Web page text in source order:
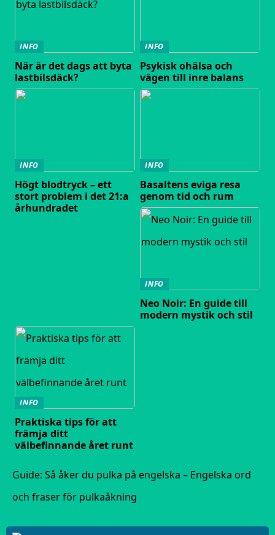
INFO
När är det dags att byta
lastbilsdäck?
INFO
Psykisk ohälsa och
vägen till inre balans
INFO
Högt blodtryck – ett
stort problem i det 21:a
århundradet
INFO
Basaltens eviga resa
genom tid och rum
INFO
Neo Noir: En guide till
modern mystik och stil
INFO
Praktiska tips för att
främja ditt
välbefinnande året runt
Guide: Så åker du pulka på engelska – Engelska ord
och fraser för pulkaåkning